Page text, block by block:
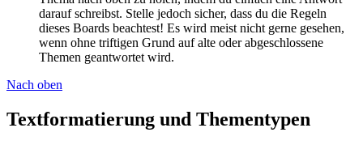
darauf schreibst. Stelle jedoch sicher, dass du die Regeln
dieses Boards beachtest! Es wird meist nicht gerne gesehen,
wenn ohne triftigen Grund auf alte oder abgeschlossene
Themen geantwortet wird.
Nach oben
Textformatierung und Thementypen